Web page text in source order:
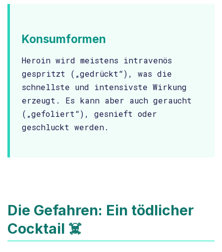
Konsumformen
Heroin wird meistens intravenös
gespritzt („gedrückt“), was die
schnellste und intensivste Wirkung
erzeugt. Es kann aber auch geraucht
(„gefoliert“), gesnieft oder
geschluckt werden.
Die Gefahren: Ein tödlicher
Cocktail ☠️